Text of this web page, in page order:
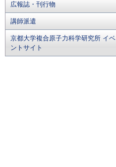
広報誌・刊行物
講師派遣
京都大学複合原子力科学研究所 イベ
ントサイト